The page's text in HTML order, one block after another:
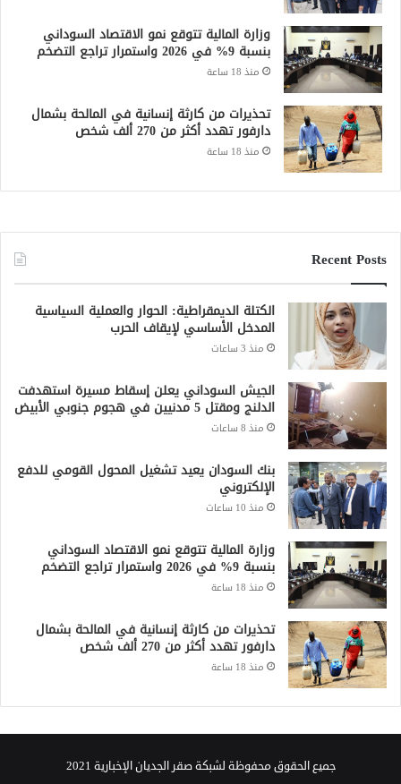
وزارة المالية تتوقع نمو الاقتصاد السوداني
بنسبة 9% في 2026 واستمرار تراجع التضخم
منذ 18 ساعة
تحذيرات من كارثة إنسانية في المالحة بشمال
دارفور تهدد أكثر من 270 ألف شخص
منذ 18 ساعة
Recent Posts
الكتلة الديمقراطية: الحوار والعملية السياسية
المدخل الأساسي لإيقاف الحرب
منذ 3 ساعات
الجيش السوداني يعلن إسقاط مسيرة استهدفت
الدلنج ومقتل 5 مدنيين في هجوم جنوبي الأبيض
منذ 8 ساعات
بنك السودان يعيد تشغيل المحول القومي للدفع
الإلكتروني
منذ 10 ساعات
وزارة المالية تتوقع نمو الاقتصاد السوداني
بنسبة 9% في 2026 واستمرار تراجع التضخم
منذ 18 ساعة
تحذيرات من كارثة إنسانية في المالحة بشمال
دارفور تهدد أكثر من 270 ألف شخص
منذ 18 ساعة
جميع الحقوق محفوظة لشبكة صقر الجديان الإخبارية 2021